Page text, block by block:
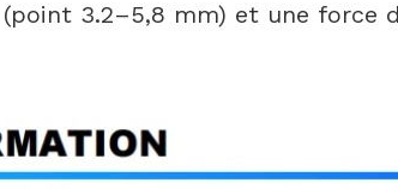
3.2–5,8 mm) et une force